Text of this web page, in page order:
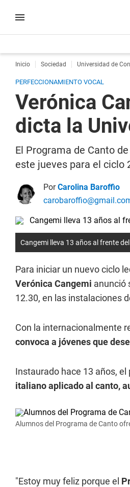
Inicio Sociedad Universidad de
PERFECCIONAMIENTO VOCAL
Verónica
dicta la
El Programa de Canto
este jueves para el ciclo
PorCarolina Baroffio
Cangemi lleva 13 años al frente
Para iniciar un nuevo ciclo
Verónica Cangemi anunció
12.30, en las instalaciones
Con la internacionalmente
convoca a jóvenes que
Instaurado hace 13 años,
italiano aplicado al canto,
Alumnos del Programa de Canto
"Estoy muy feliz porque el